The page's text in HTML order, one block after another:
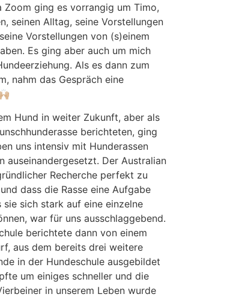
Zoom ging es vorrangig um Timo,
seinen Alltag, seine Vorstellungen
Vorstellungen von (s)einem
Es ging aber auch um mich
Als es dann zum
nahm das Gespräch eine
Hund in weiter Zukunft, aber als
berichteten, ging
uns intensiv mit Hunderassen
auseinandergesetzt. Der Australian
Recherche perfekt zu
dass die Rasse eine Aufgabe
sich stark auf eine einzelne
war für uns ausschlaggebend.
berichtete dann von einem
aus dem bereits drei weitere
in der Hundeschule ausgebildet
um einiges schneller und die
in unserem Leben wurde